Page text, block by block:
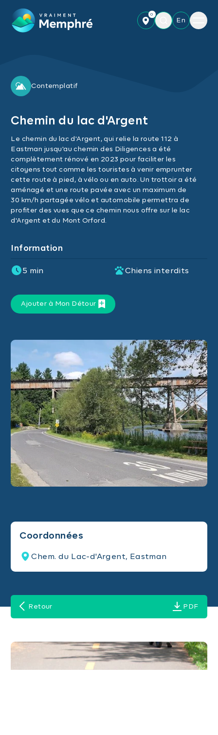
0
En
Menu
Contemplatif
Chemin du lac d'Argent
Le chemin du lac d'Argent, qui relie la route 112 à
Eastman jusqu'au chemin des Diligences a été
complètement rénové en 2023 pour faciliter les
citoyens tout comme les touristes à venir emprunter
cette route à pied, à vélo ou en auto. Un trottoir a été
aménagé et une route pavée avec un maximum de
30 km/h partagée vélo et automobile permettra de
profiter des vues que ce chemin nous offre sur le lac
d'Argent et du Mont Orford.
Information
5 min Chiens interdits
Ajouter à Mon Détour
Coordonnées
Chem. du Lac-d'Argent, Eastman
Retour PDF